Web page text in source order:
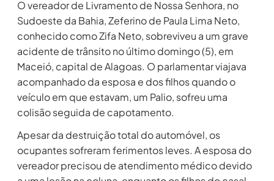
O vereador de Livramento de Nossa Senhora, no
Sudoeste da Bahia, Zeferino de Paula Lima Neto,
conhecido como Zifa Neto, sobreviveu a um grave
acidente de trânsito no último domingo (5), em
Maceió, capital de Alagoas. O parlamentar viajava
acompanhado da esposa e dos filhos quando o
veículo em que estavam, um Palio, sofreu uma
colisão seguida de capotamento.
Apesar da destruição total do automóvel, os
ocupantes sofreram ferimentos leves. A esposa do
vereador precisou de atendimento médico devido